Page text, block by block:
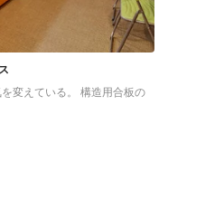
変えている。 構造用合板の